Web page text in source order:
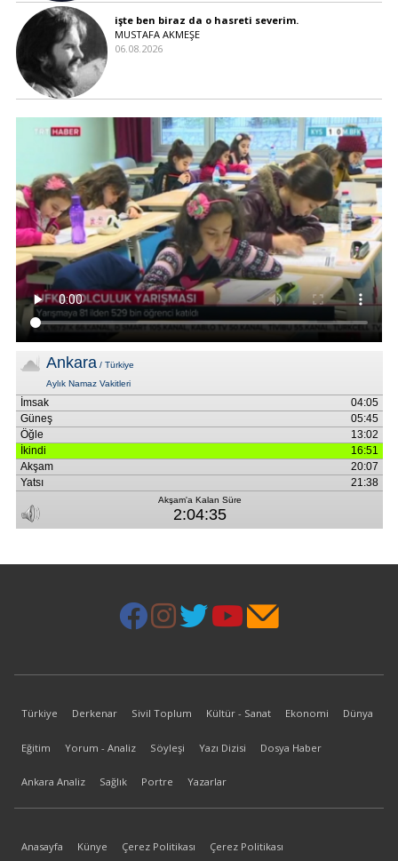
işte ben biraz da o hasreti severim.
MUSTAFA AKMEŞE
06.08.2026
Türkiye Derkenar Sivil Toplum Kültür - Sanat Ekonomi Dünya
Eğitim Yorum - Analiz Söyleşi Yazı Dizisi Dosya Haber
Ankara Analiz Sağlık Portre Yazarlar
Anasayfa Künye Çerez Politikası Çerez Politikası